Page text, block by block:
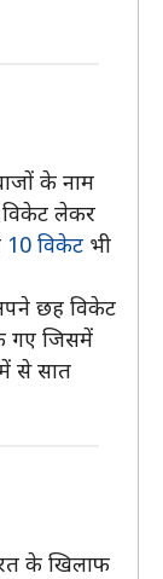
के नाम
विकेट लेकर
10 विकेट भी
छह विकेट
गए जिसमें
से सात
के खिलाफ